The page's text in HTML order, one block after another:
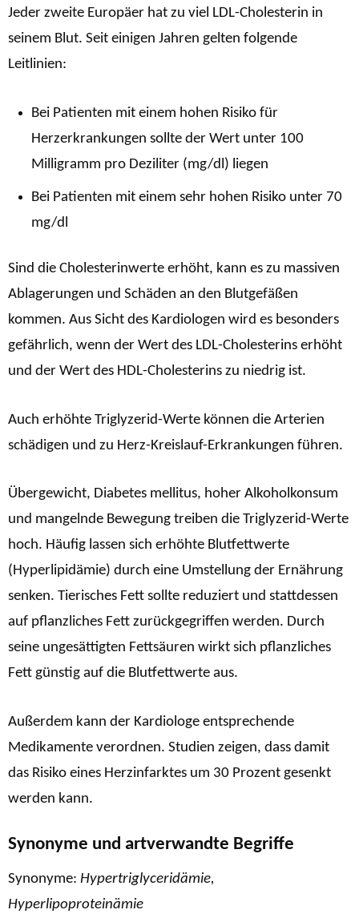
Jeder zweite Europäer hat zu viel LDL-Cholesterin in
seinem Blut. Seit einigen Jahren gelten folgende
Leitlinien:
Bei Patienten mit einem hohen Risiko für
Herzerkrankungen sollte der Wert unter 100
Milligramm pro Deziliter (mg/dl) liegen
Bei Patienten mit einem sehr hohen Risiko unter 70
mg/dl
Sind die Cholesterinwerte erhöht, kann es zu massiven
Ablagerungen und Schäden an den Blutgefäßen
kommen. Aus Sicht des Kardiologen wird es besonders
gefährlich, wenn der Wert des LDL-Cholesterins erhöht
und der Wert des HDL-Cholesterins zu niedrig ist.
Auch erhöhte Triglyzerid-Werte können die Arterien
schädigen und zu Herz-Kreislauf-Erkrankungen führen.
Übergewicht, Diabetes mellitus, hoher Alkoholkonsum
und mangelnde Bewegung treiben die Triglyzerid-Werte
hoch. Häufig lassen sich erhöhte Blutfettwerte
(Hyperlipidämie) durch eine Umstellung der Ernährung
senken. Tierisches Fett sollte reduziert und stattdessen
auf pflanzliches Fett zurückgegriffen werden. Durch
seine ungesättigten Fettsäuren wirkt sich pflanzliches
Fett günstig auf die Blutfettwerte aus.
Außerdem kann der Kardiologe entsprechende
Medikamente verordnen. Studien zeigen, dass damit
das Risiko eines Herzinfarktes um 30 Prozent gesenkt
werden kann.
Synonyme und artverwandte Begriffe
Synonyme: Hypertriglyceridämie,
Hyperlipoproteinämie